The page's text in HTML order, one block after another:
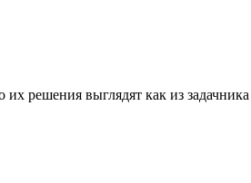
решения выглядят как из